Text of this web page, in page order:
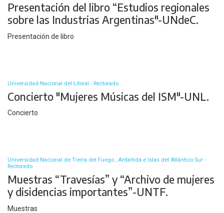
Presentación del libro “Estudios regionales
sobre las Industrias Argentinas"-UNdeC.
Presentación de libro
Universidad Nacional del Litoral - Rectorado
Concierto "Mujeres Músicas del ISM"-UNL.
Concierto
Universidad Nacional de Tierra del Fuego , Antartida e Islas del Atlántico Sur -
Rectorado
Muestras “Travesías” y “Archivo de mujeres
y disidencias importantes”-UNTF.
Muestras